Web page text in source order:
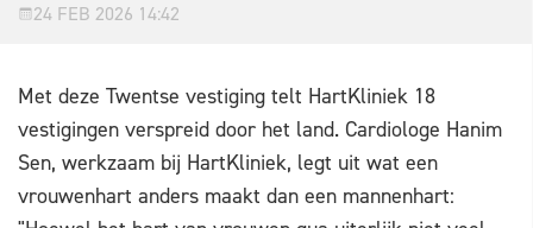
24 FEB 2026 14:42
Met deze Twentse vestiging telt HartKliniek 18
vestigingen verspreid door het land. Cardiologe Hanim
Sen, werkzaam bij HartKliniek, legt uit wat een
vrouwenhart anders maakt dan een mannenhart: